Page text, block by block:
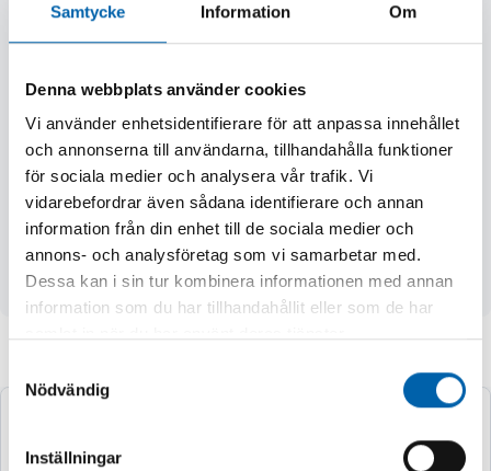
Samtycke Information Om
Denna webbplats använder cookies
Vi använder enhetsidentifierare för att anpassa innehållet
och annonserna till användarna, tillhandahålla funktioner
för sociala medier och analysera vår trafik. Vi
vidarebefordrar även sådana identifierare och annan
information från din enhet till de sociala medier och
annons- och analysföretag som vi samarbetar med.
Dessa kan i sin tur kombinera informationen med annan
information som du har tillhandahållit eller som de har
Nödvändig
Inställningar
strålningen och helt släpper igenom genomskinligt ljus
som behövs för svetsning
mörkhetsgrad som bäst passar dig
- stort synfält - du upptäcker farosituationer i tid och
olycksrisken minskar
- lätt och rätt balanserad - anstränger inte nacken
- huvudbindsle som passar huvudet väl och inte spänner,
trycker eller skaver
- internationell patent
- mörkhetsgrad 1,7 + 10